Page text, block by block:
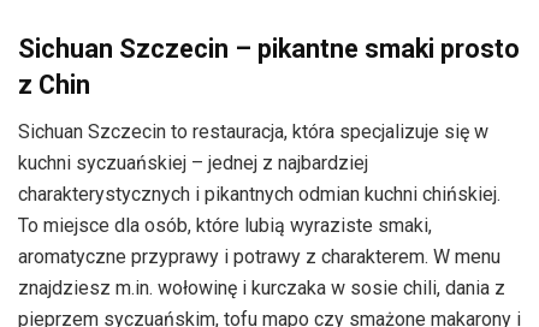
Sichuan Szczecin – pikantne smaki prosto
z Chin
Sichuan Szczecin to restauracja, która specjalizuje się w
kuchni syczuańskiej – jednej z najbardziej
charakterystycznych i pikantnych odmian kuchni chińskiej.
To miejsce dla osób, które lubią wyraziste smaki,
aromatyczne przyprawy i potrawy z charakterem. W menu
znajdziesz m.in. wołowinę i kurczaka w sosie chili, dania z
pieprzem syczuańskim, tofu mapo czy smażone makarony i